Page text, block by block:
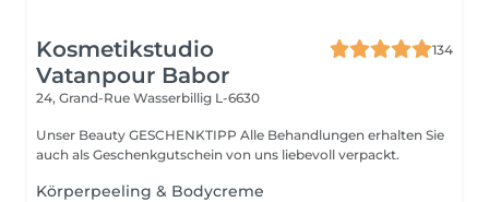
Kosmetikstudio
Vatanpour Babor
134
24, Grand-Rue Wasserbillig L-6630
Unser Beauty GESCHENKTIPP Alle Behandlungen erhalten Sie
auch als Geschenkgutschein von uns liebevoll verpackt.
Körperpeeling & Bodycreme